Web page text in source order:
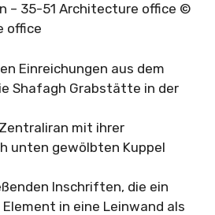
– 35-51 Architecture office ©
office
Einreichungen aus dem
Shafagh Grabstätte in der
mit ihrer
unten gewölbten Kuppel
Inschriften, die ein
in eine Leinwand als